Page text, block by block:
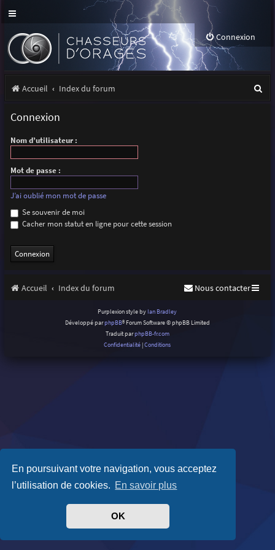
En poursuivant votre navigation, vous acceptez
l’utilisation de cookies. En savoir plus
OK
Connexion
Accueil Index du forum
Connexion
Nom d’utilisateur :
Mot de passe :
J’ai oublié mon mot de passe
Se souvenir de moi
Cacher mon statut en ligne pour cette session
Accueil Index du forum Nous contacter
Purplexion style by Ian Bradley
Développé parphpBB® Forum Software © phpBB Limited
Traduit parphpBB-fr.com
Confidentialité |Conditions